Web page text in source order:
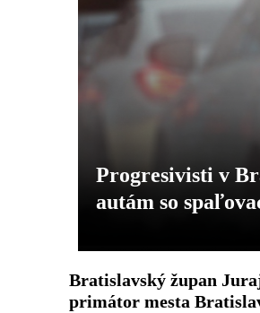
Progresivisti v
autám so
Bratislavský župan
primátor mesta